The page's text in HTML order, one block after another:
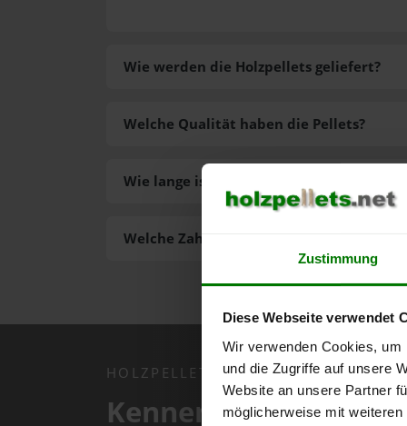
Zustimmung
Diese Webseite verwendet
Wir verwenden Cookies,
und die Zugriffe auf unsere
Website an unsere Partner
möglicherweise mit
Wie werden die Holzpellets geliefert?
Welche Zahlungsarten gibt es?
Welche Qualität haben die Pellets?
Wie lange ist die Lieferzeit der Pellets?
HOLZPELLETS.NET APP
Kennen Sie schon